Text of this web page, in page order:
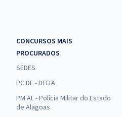
CONCURSOS MAIS
PROCURADOS
SEDES
PC DF - DELTA
PM AL - Polícia Militar do Estado
de Alagoas